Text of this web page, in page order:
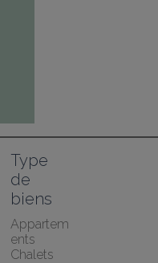
Type
de
biens
Appartem
ents
Chalets